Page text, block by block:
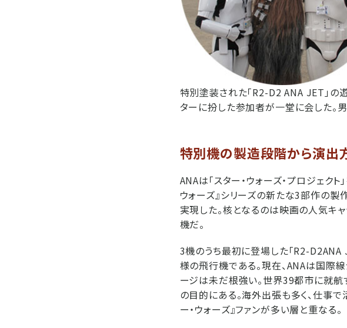
特別塗装された「R2-D2 ANA JET」の
ターに扮した参加者が一堂に会した。
特別機の製造段階から演出
ANAは「スター・ウォーズ・プロジェク
ウォーズ』シリーズの新たな3部作の
実現した。核となるのは映画の人気キ
機だ。
3機のうち最初に登場した「R2-
様の飛行機である。現在、ANAは国際
ージは未だ根強い。世界39都市に就航
の目的にある。海外出張も多く、仕事
ー・ウォーズ』ファンが多い層と重なる。